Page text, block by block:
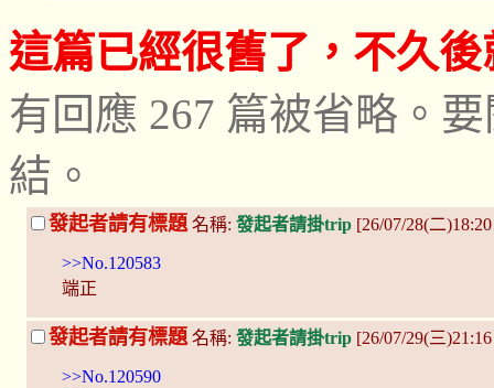
這篇已經很舊了，不久
有回應 267 篇被省略。
結。
發起者請有標題 名稱: 發起者請掛trip [26/07/28(二
>>No.120583
端正
發起者請有標題 名稱: 發起者請掛trip [26/07/29(三
>>No.120590